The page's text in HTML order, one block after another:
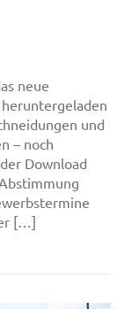
neue
und
– noch
Download
[…]